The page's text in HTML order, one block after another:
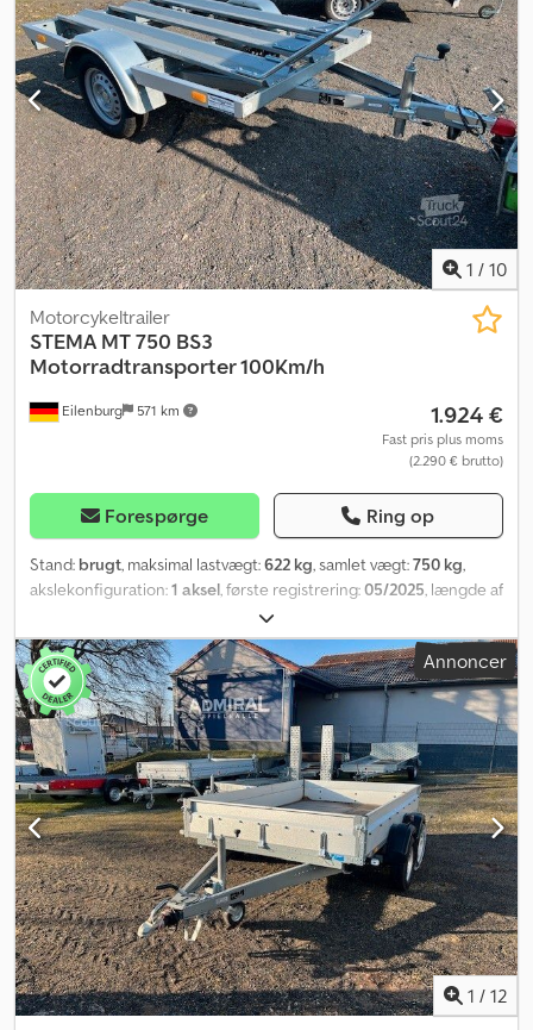
Ankeck
1 / 10
Eilenburg 571 km
Motorcykeltrailer
STEMA MT 750 BS3
Motorradtransporter 100Km/h
1.924 €
Fast pris plus moms
(2.290 € brutto)
Forespørge Ring op
Stand: brugt, maksimal lastvægt:622 kg, samlet vægt:750 kg,
akslekonfiguration:1 aksel, første registrering:05/2025, længde af
, læsningsbredde:
1.550 mm, total højde:600 mm, A28 GW26GA00654 Fabrikant:
STEMA, Type: MT 750 BS3, 100 km/t... og meget mere. Lastehøjde:
580 mm Djdpfx Aeyn Ugysnkjck Der tages forbehold for fejl og
mellemsalg.
Annoncer
1 / 12